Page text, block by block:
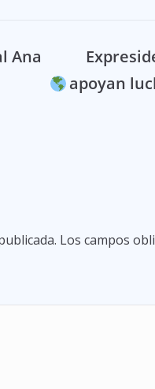
Ana
apoyan
Los campos